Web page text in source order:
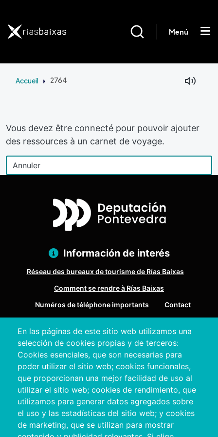
Menú
Accueil 2764
Vous devez être connecté pour pouvoir ajouter
des ressources à un carnet de voyage.
En las páginas de este sitio web utilizamos una
selección de cookies propias y de terceros:
Cookies esenciales, que son necesarias para
poder utilizar el sitio web; cookies funcionales,
que proporcionan una mejor facilidad de uso al
utilizar el sitio web; cookies de rendimiento, que
utilizamos para generar datos agregados sobre
el uso y las estadísticas del sitio web; y cookies
de marketing, que se utilizan para mostrar
Información de interés
Réseau des bureaux de tourisme de Rías Baixas
Comment se rendre à Rías Baixas
Numéros de téléphone importants
Contact
Pazo Deputación Provincial. Avda. Montero Ríos, s/n - 36071
Pontevedra
+34 986 804 100 | +34 986 804 124